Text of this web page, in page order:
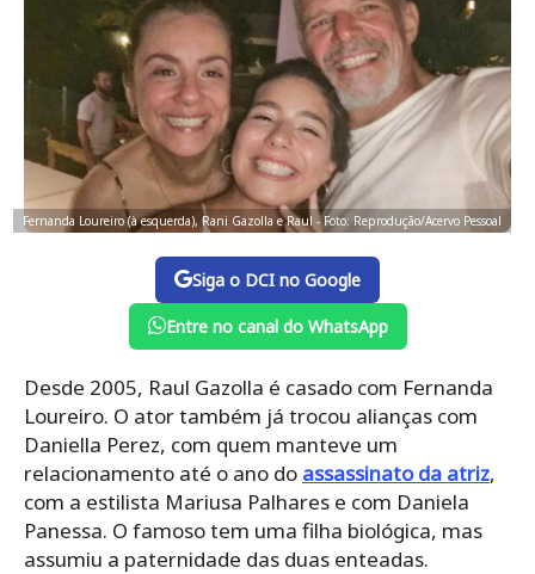
Fernanda Loureiro (à esquerda), Rani Gazolla e Raul - Foto: Reprodução/Acervo Pessoal
Siga o DCI no Google
Entre no canal do WhatsApp
Desde 2005, Raul Gazolla é casado com Fernanda
Loureiro. O ator também já trocou alianças com
Daniella Perez, com quem manteve um
relacionamento até o ano do assassinato da atriz,
com a estilista Mariusa Palhares e com Daniela
Panessa. O famoso tem uma filha biológica, mas
assumiu a paternidade das duas enteadas.